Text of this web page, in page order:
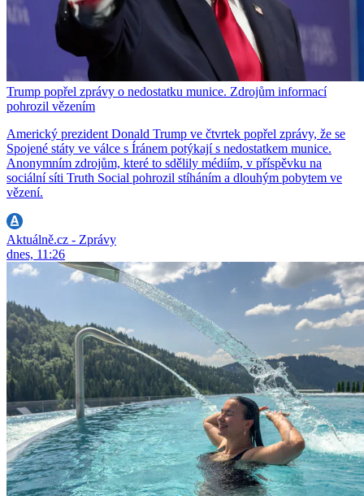
Trump popřel zprávy o nedostatku munice. Zdrojům informací
pohrozil vězením
Americký prezident Donald Trump ve čtvrtek popřel zprávy, že se
Spojené státy ve válce s Íránem potýkají s nedostatkem munice.
Anonymním zdrojům, které to sdělily médiím, v příspěvku na
sociální síti Truth Social pohrozil stíháním a dlouhým pobytem ve
vězení.
Aktuálně.cz - Zprávy
dnes, 11:26